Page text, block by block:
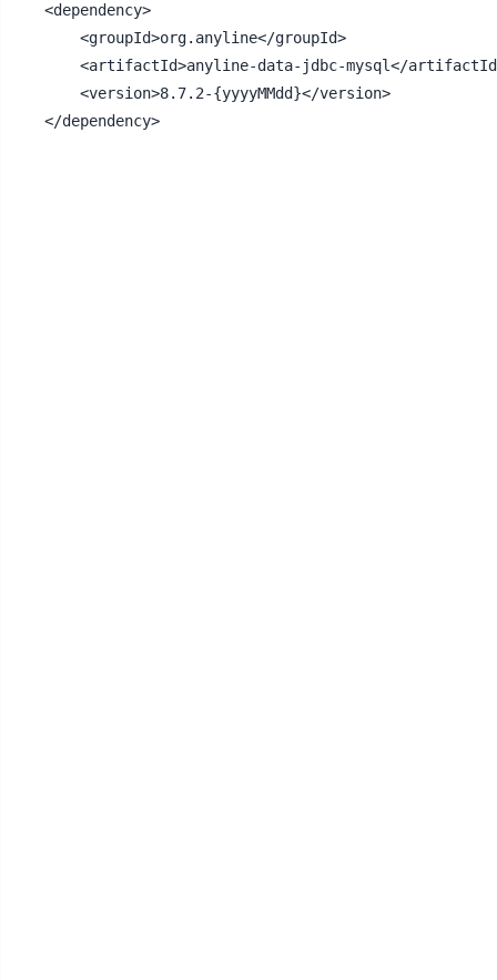
<dependency>
    <groupId>org.anyline</groupId>
<artifactId>anyline-data-jdbc-mysql</
    <version>8.7.2-{yyyyMMdd}</version>
</dependency>